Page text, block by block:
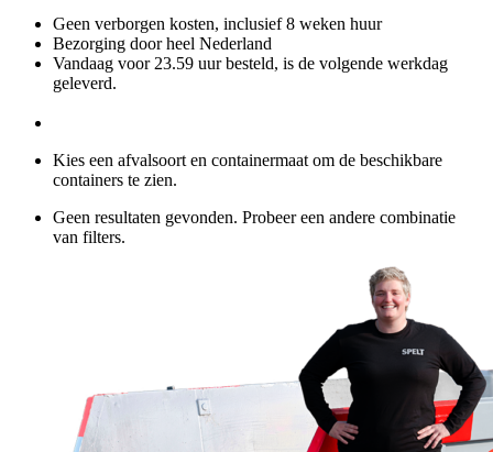
Geen verborgen kosten, inclusief 8 weken huur
Bezorging door heel Nederland
Vandaag voor 23.59 uur besteld, is de volgende werkdag
geleverd.
Kies een afvalsoort en containermaat om de beschikbare
containers te zien.
Geen resultaten gevonden. Probeer een andere combinatie
van filters.